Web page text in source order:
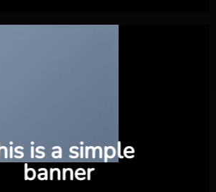
is a simple
banner